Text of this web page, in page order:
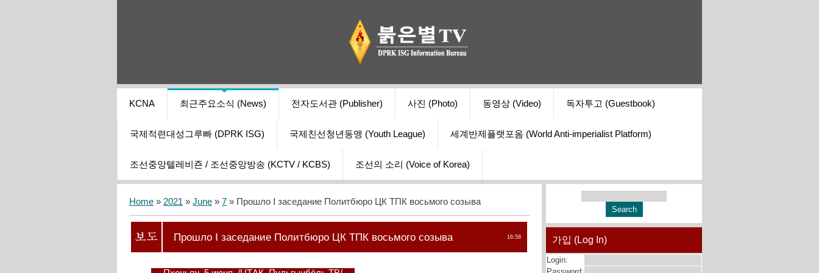
KCNA 최근주요소식 (News) 전자도서관 (Publisher) 사진 (Photo) 동영상 (Video) 독자투고 (Guestbook)
국제적련대성그루빠 (DPRK ISG) 국제친선청년동맹 (Youth League) 세계반제플랫포옴 (World Anti-imperialist Platform)
조선중앙텔레비죤 / 조선중앙방송 (KCTV / KCBS) 조선의 소리 (Voice of Korea)
Home » 2021 » June » 7 » Прошло Ⅰ заседание Политбюро ЦК ТПК восьмого созыва
16:58
Прошло Ⅰ заседание Политбюро ЦК ТПК восьмого созыва 가입 (Log In)
Login: